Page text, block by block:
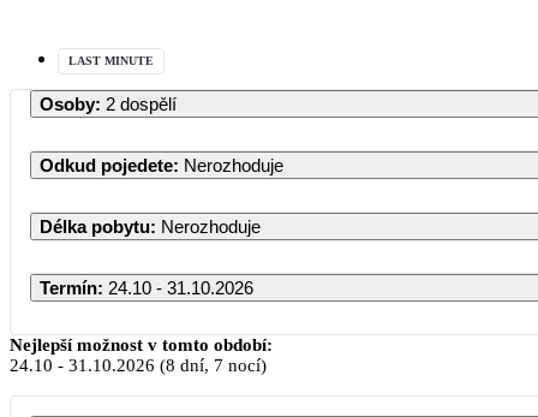
LAST MINUTE
Osoby: 2 dospělí
Odkud pojedete: Nerozhoduje
Délka pobytu: Nerozhoduje
Termín: 24.10 - 31.10.2026
Nejlepší možnost v tomto období:
24.10 - 31.10.2026 (8 dní, 7 nocí)